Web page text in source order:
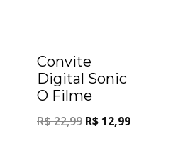
Convite
Digital Sonic
O Filme
R$22,99 R$ 12,99